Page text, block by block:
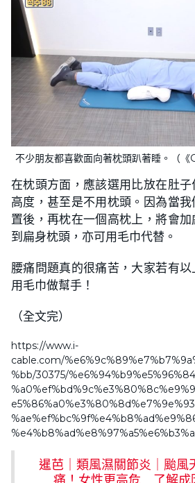
不少朋友都喜歡面向著枕頭趴著睡。（《
在枕頭方面，應該選用比放在肚
高度，甚至是不用枕頭。因為當
置後，再枕在一個高枕上，將會
到扁身枕頭，亦可用毛巾代替。
腰痛問題真的很痛苦，大家若有以
用毛巾做幫手！
（全文完）
https://www.i-
cable.com/
%bb/30375/
暹芭｜類風濕關節炎｜颱風